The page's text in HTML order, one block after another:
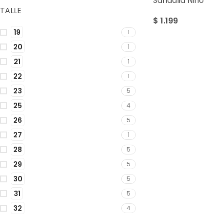
TALLE
19 1
20 1
21 1
22 1
23 5
25 4
26 5
27 1
28 5
29 5
30 5
31 5
32 4
$ 1.199